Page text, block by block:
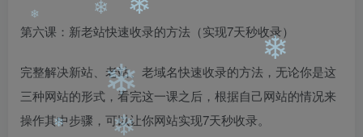
第六课：新老站快速收录的方法（实现7天秒收录）
完整解决新站、老站、老域名快速收录的方法，无论你是这
三种网站的形式，看完这一课之后，根据自己网站的情况来
操作其中步骤，可以让你网站实现7天秒收录。
❄
❄
❄
❄